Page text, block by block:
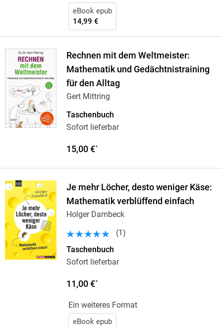
eBook epub
14,99 €
Rechnen mit dem Weltmeister:
Mathematik und Gedächtnistraining
für den Alltag
Gert Mittring
Taschenbuch
Sofort lieferbar
15,00 €*
Je mehr Löcher, desto weniger Käse:
Mathematik verblüffend einfach
Holger Dambeck
(1 )
Taschenbuch
Sofort lieferbar
11,00 €*
Ein weiteres Format
eBook epub